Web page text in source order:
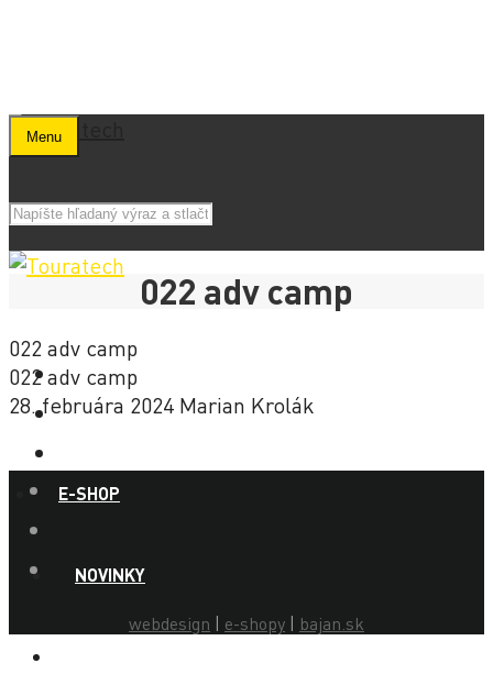
Menu
E-SHOP
NOVINKY
022 adv camp
022 adv camp
022 adv camp
28. februára 2024 Marian Krolák
webdesign | e-shopy | bajan.sk